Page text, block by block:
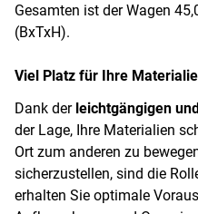
Gesamten ist der Wagen
(BxTxH).
Viel Platz für Ihre
Dank der leichtgängigen
der Lage, Ihre Materialien
Ort zum anderen zu
sicherzustellen, sind die
erhalten Sie optimale